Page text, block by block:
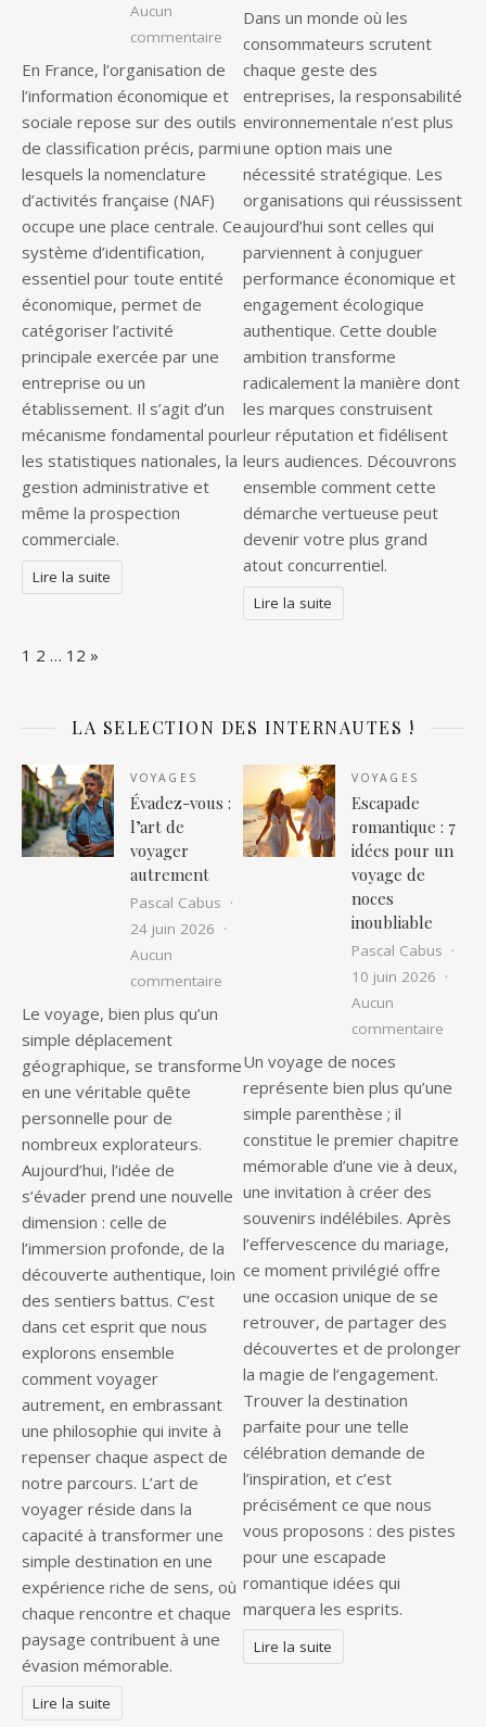
Aucun
commentaire sur Qu’est-ce que le code de
En France, l’organisation de
l’information économique et
sociale repose sur des outils
de classification précis, parmi
lesquels la nomenclature
d’activités française (NAF)
occupe une place centrale. Ce
système d’identification,
essentiel pour toute entité
économique, permet de
catégoriser l’activité
principale exercée par une
entreprise ou un
établissement. Il s’agit d’un
mécanisme fondamental pour
les statistiques nationales, la
gestion administrative et
même la prospection
commerciale.
Lire la suite
Dans un monde où les
consommateurs scrutent
chaque geste des
entreprises, la responsabilité
environnementale n’est plus
une option mais une
nécessité stratégique. Les
organisations qui réussissent
aujourd’hui sont celles qui
parviennent à conjuguer
performance économique et
engagement écologique
authentique. Cette double
ambition transforme
radicalement la manière dont
les marques construisent
leur réputation et fidélisent
leurs audiences. Découvrons
ensemble comment cette
démarche vertueuse peut
devenir votre plus grand
atout concurrentiel.
Lire la suite
Page:
1 2 … 12 Next
»
LA SELECTION DES INTERNAUTES !
VOYAGES
Évadez-vous :
l’art de
voyager
autrement
Pascal Cabus
24 juin 2026
Aucun
commentaire sur Évadez-vous : l’art de voyager
Le voyage, bien plus qu’un
simple déplacement
géographique, se transforme
en une véritable quête
personnelle pour de
nombreux explorateurs.
Aujourd’hui, l’idée de
s’évader prend une nouvelle
dimension : celle de
l’immersion profonde, de la
découverte authentique, loin
des sentiers battus. C’est
dans cet esprit que nous
explorons ensemble
comment voyager
autrement, en embrassant
une philosophie qui invite à
repenser chaque aspect de
notre parcours. L’art de
voyager réside dans la
capacité à transformer une
simple destination en une
expérience riche de sens, où
chaque rencontre et chaque
paysage contribuent à une
évasion mémorable.
Lire la suite
VOYAGES
Escapade
romantique : 7
idées pour un
voyage de
noces
inoubliable
Pascal Cabus
10 juin 2026
Aucun
commentaire
Un voyage de noces
représente bien plus qu’une
simple parenthèse ; il
constitue le premier chapitre
mémorable d’une vie à deux,
une invitation à créer des
souvenirs indélébiles. Après
l’effervescence du mariage,
ce moment privilégié offre
une occasion unique de se
retrouver, de partager des
découvertes et de prolonger
la magie de l’engagement.
Trouver la destination
parfaite pour une telle
célébration demande de
l’inspiration, et c’est
précisément ce que nous
vous proposons : des pistes
pour une escapade
romantique idées qui
marquera les esprits.
Lire la suite